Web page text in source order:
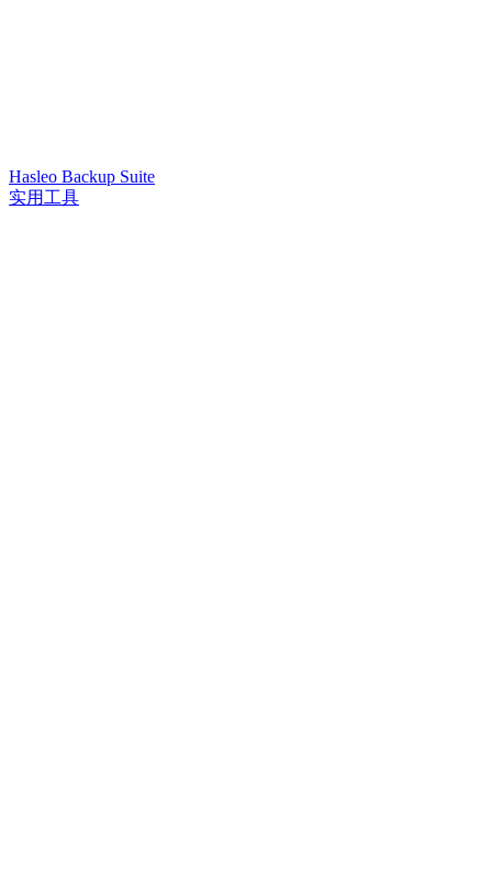
Hasleo Backup Suite
实用工具